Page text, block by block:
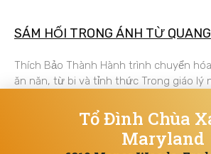
SÁM HỐI TRONG ÁNH TỪ QUANG
Thích Bảo Thành Hành trình chuyển
ăn năn, từ bi và tỉnh thức Trong giáo lý
Tổ Đình Chùa
Maryland